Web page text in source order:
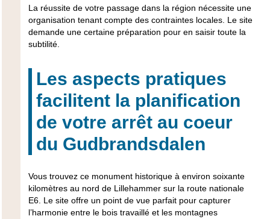
La réussite de votre passage dans la région nécessite une
organisation tenant compte des contraintes locales. Le site
demande une certaine préparation pour en saisir toute la
subtilité.
Les aspects pratiques
facilitent la planification
de votre arrêt au coeur
du Gudbrandsdalen
Vous trouvez ce monument historique à environ soixante
kilomètres au nord de Lillehammer sur la route nationale
E6. Le site offre un point de vue parfait pour capturer
l’harmonie entre le bois travaillé et les montagnes